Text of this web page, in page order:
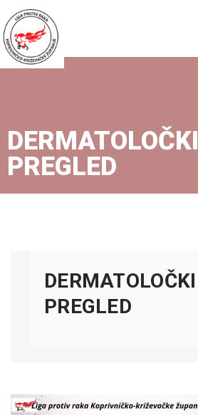
DERMATOLOČKI
PREGLED
DERMATOLOČKI
PREGLED